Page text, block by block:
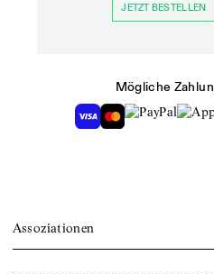
JETZT BESTELLEN
Mögliche
Assoziationen